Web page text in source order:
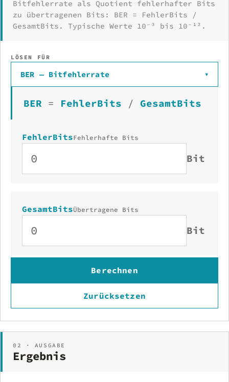
Bitfehlerrate als Quotient fehlerhafter Bits
zu übertragenen Bits: BER = FehlerBits /
GesamtBits. Typische Werte 10⁻³ bis 10⁻¹².
LÖSEN FÜR
BER — Bitfehlerrate ▾
BER = FehlerBits / GesamtBits
FehlerBitsFehlerhafte Bits
Bit
GesamtBitsÜbertragene Bits
Bit
Berechnen
Zurücksetzen
02 · AUSGABE
Ergebnis